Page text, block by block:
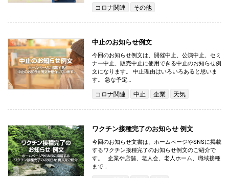
コロナ関連 その他
中止のお知らせ例文
今回のお知らせ例文は、開催中止、公演中止、セミ
ナー中止、販売中止に使用できる中止のお知らせ例
文になります。 中止理由はいろいろあると思いま
す。 急な予定…
コロナ関連 中止 企業 天気
ワクチン接種完了のお知らせ 例文
今回のお知らせ文書は、ホームページやSNSに掲載
するワクチン接種完了のお知らせ例文のご紹介で
す。 企業や店舗、老人会、老人ホーム、職域接種
まで…